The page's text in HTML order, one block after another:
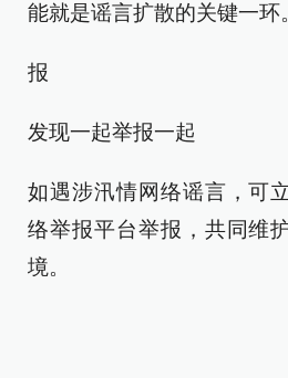
能就是谣言扩散的关键一环
报
发现一起举报一起
如遇涉汛情网络谣言，可
络举报平台举报，共同维
境。